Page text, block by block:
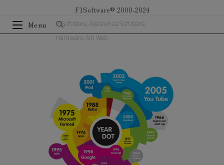
contenuto
F1Software® 2000-2024
Menu
F1SoftWare, Assistenza SoftWare,
Hardware, Siti Web